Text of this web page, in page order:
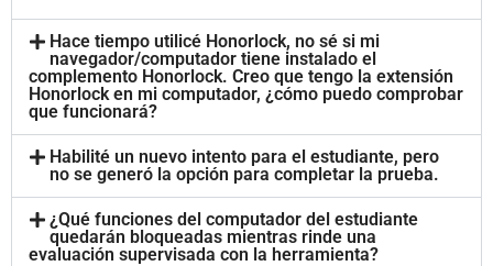
Hace tiempo utilicé Honorlock, no sé si mi
navegador/computador tiene instalado el
complemento Honorlock. Creo que tengo la extensión
Honorlock en mi computador, ¿cómo puedo comprobar
que funcionará?
Habilité un nuevo intento para el estudiante, pero
no se generó la opción para completar la prueba.
¿Qué funciones del computador del estudiante
quedarán bloqueadas mientras rinde una
evaluación supervisada con la herramienta?